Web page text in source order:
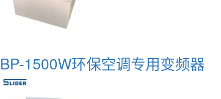
BP-1500W环保空调专用变频器